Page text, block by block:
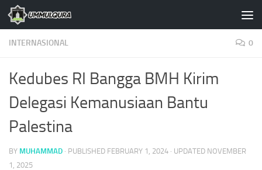
Skip to content
INTERNASIONAL 0
Kedubes RI Bangga BMH Kirim
Delegasi Kemanusiaan Bantu
Palestina
BY MUHAMMAD · PUBLISHED FEBRUARY 1, 2024 · UPDATED NOVEMBER
1, 2025